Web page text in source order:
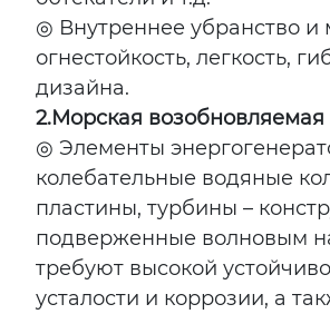
◎ Внутреннее убранство и
огнестойкость, легкость,
дизайна.
2.Морская возобновляемая
◎ Элементы
колебательные водяные
пластины, турбины –
подверженные волновым
требуют высокой
усталости и коррозии, а